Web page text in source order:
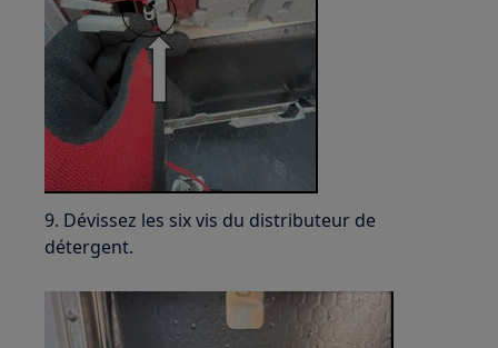
9. Dévissez les six vis du distributeur de
détergent.